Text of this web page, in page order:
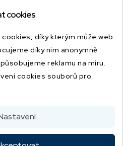
cookies
díky kterým může web
díky nim anonymně
reklamu na míru.
cookies souborů pro